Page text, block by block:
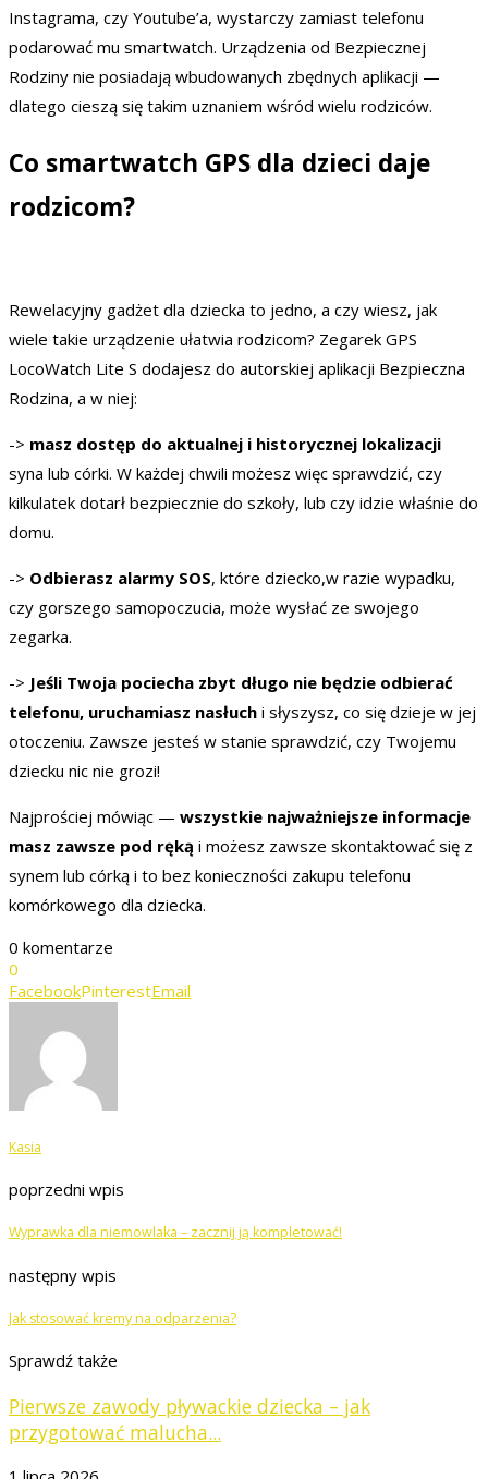
Instagrama, czy Youtube’a, wystarczy zamiast telefonu
podarować mu smartwatch. Urządzenia od Bezpiecznej
Rodziny nie posiadają wbudowanych zbędnych aplikacji —
dlatego cieszą się takim uznaniem wśród wielu rodziców.
Co smartwatch GPS dla dzieci daje
rodzicom?
Rewelacyjny gadżet dla dziecka to jedno, a czy wiesz, jak
wiele takie urządzenie ułatwia rodzicom? Zegarek GPS
LocoWatch Lite S dodajesz do autorskiej aplikacji Bezpieczna
Rodzina, a w niej:
-> masz dostęp do aktualnej i historycznej lokalizacji
syna lub córki. W każdej chwili możesz więc sprawdzić, czy
kilkulatek dotarł bezpiecznie do szkoły, lub czy idzie właśnie do
domu.
-> Odbierasz alarmy SOS, które dziecko,w razie wypadku,
czy gorszego samopoczucia, może wysłać ze swojego
zegarka.
-> Jeśli Twoja pociecha zbyt długo nie będzie odbierać
telefonu, uruchamiasz nasłuch i słyszysz, co się dzieje w jej
otoczeniu. Zawsze jesteś w stanie sprawdzić, czy Twojemu
dziecku nic nie grozi!
Najprościej mówiąc — wszystkie najważniejsze informacje
masz zawsze pod ręką i możesz zawsze skontaktować się z
synem lub córką i to bez konieczności zakupu telefonu
komórkowego dla dziecka.
0 komentarze
0
FacebookPinterestEmail
Kasia
poprzedni wpis
Wyprawka dla niemowlaka – zacznij ją kompletować!
następny wpis
Jak stosować kremy na odparzenia?
Sprawdź także
Pierwsze zawody pływackie dziecka – jak
przygotować malucha...